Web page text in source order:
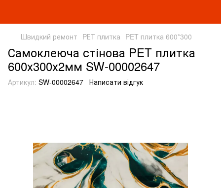
Швидкий ремонт PЕT плитка PET плитка 600*300
Самоклеюча стінова PET плитка
600х300х2мм SW-00002647
Артикул: SW-00002647 Написати відгук